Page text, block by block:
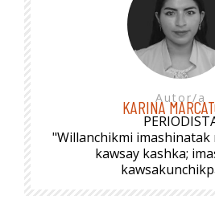
Autor/a
KARINA
"Willanchikmi
kawsay kashka;